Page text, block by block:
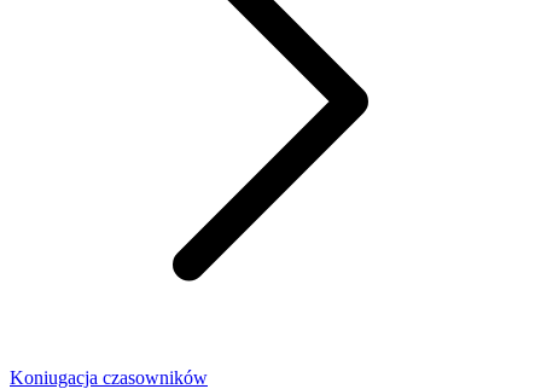
Koniugacja czasowników